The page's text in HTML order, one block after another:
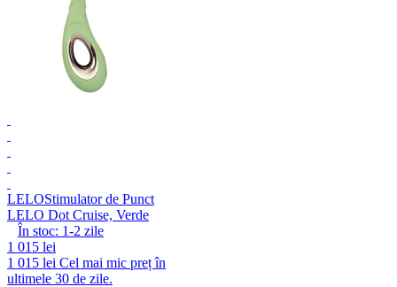
LELOStimulator de Punct
LELO Dot Cruise, Verde
În stoc: 1-2 zile
1 015 lei
1 015 lei Cel mai mic preț în
ultimele 30 de zile.